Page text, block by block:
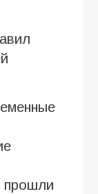
прошли